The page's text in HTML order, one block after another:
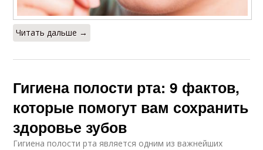
Читать дальше →
Гигиена полости рта: 9 фактов,
которые помогут вам сохранить
здоровье зубов
Гигиена полости рта является одним из важнейших